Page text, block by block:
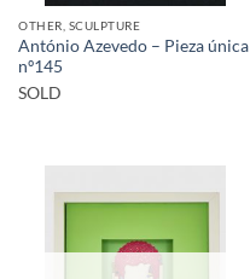
OTHER, SCULPTURE
António Azevedo – Pieza única
nº145
SOLD